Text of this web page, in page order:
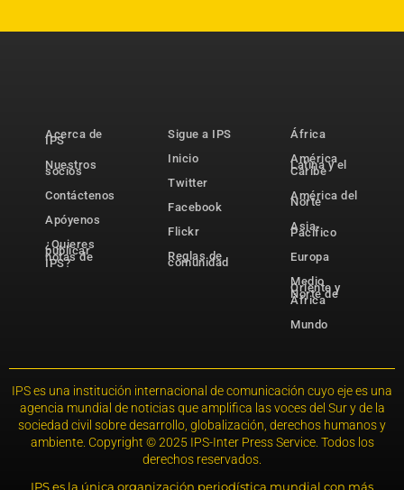
Acerca de
IPS
Nuestros
socios
Contáctenos
Apóyenos
¿Quieres
publicar
notas de
IPS?
Sigue a IPS
Inicio
Twitter
Facebook
Flickr
Reglas de
comunidad
África
América
Latina y el
Caribe
América del
Norte
Asia-
Pacífico
Europa
Medio
Oriente y
Norte de
África
Mundo
IPS es una institución internacional de comunicación cuyo eje es una
agencia mundial de noticias que amplifica las voces del Sur y de la
sociedad civil sobre desarrollo, globalización, derechos humanos y
ambiente. Copyright © 2025 IPS-Inter Press Service. Todos los
derechos reservados.
IPS es la única organización periodística mundial con más